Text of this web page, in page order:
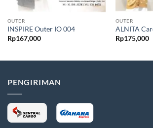
OUTER
INSPIRE Outer IO 004
Rp167,000
OUTER
ALNITA
Rp175,000
PENGIRIMAN